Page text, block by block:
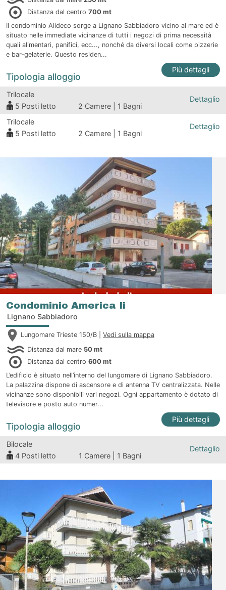
Distanza dal centro 700 mt
Il condominio Alideco sorge a Lignano Sabbiadoro vicino al mare ed è
situato nelle immediate vicinanze di tutti i negozi di prima necessità
quali alimentari, panifici, ecc..., nonché da diversi locali come pizzerie
e bar-gelaterie. Questo residen...
Più dettagli
Tipologia alloggio
Trilocale
5 Posti letto 2 Camere | 1 Bagni
Dettaglio
Trilocale
5 Posti letto 2 Camere | 1 Bagni
Dettaglio
Condominio America Ii
Lignano Sabbiadoro
Lungomare Trieste 150/B | Vedi sulla mappa
Distanza dal mare 50 mt
Distanza dal centro 600 mt
L’edificio è situato nell’interno del lungomare di Lignano Sabbiadoro.
La palazzina dispone di ascensore e di antenna TV centralizzata. Nelle
vicinanze sono disponibili vari negozi. Ogni appartamento è dotato di
televisore e posto auto numer...
Più dettagli
Tipologia alloggio
Bilocale
4 Posti letto 1 Camere | 1 Bagni
Dettaglio